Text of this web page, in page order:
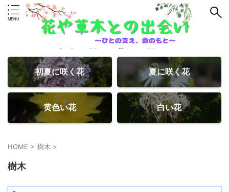
初夏に咲く花 夏に咲く花
黄色い花 白い花
HOME > 樹木 >
樹木